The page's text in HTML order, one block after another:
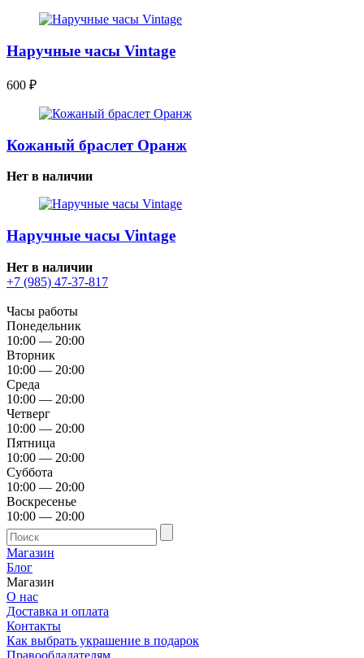
Наручные часы Vintage
600 ₽
Кожаный браслет Оранж
Нет в наличии
Наручные часы Vintage
Нет в наличии
+7 (985) 47-37-817
Часы работы
Понедельник
10:00 — 20:00
Вторник
10:00 — 20:00
Среда
10:00 — 20:00
Четверг
10:00 — 20:00
Пятница
10:00 — 20:00
Суббота
10:00 — 20:00
Воскресенье
10:00 — 20:00
Магазин
Блог
Магазин
О нас
Доставка и оплата
Контакты
Как выбрать украшение в подарок
Правообладателям